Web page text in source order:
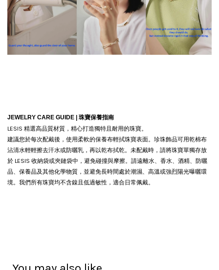
JEWELRY CARE GUIDE | 珠寶保養指南
LESIS 精選高品質材質，精心打造獨特且耐用的珠寶。
建議您於每次配戴後，使用柔軟的保養布輕拭珠寶表面。珍珠飾品可用乾棉布
沾清水輕輕擦去汗水或防曬乳，再以乾布拭乾。 未配戴時，請將珠寶單獨存放
於 LESIS 收納袋或夾鏈袋中，避免碰撞與摩擦。請遠離水、香水、酒精、防曬
品、保養品及其他化學物質，並避免長時間處於潮濕、高溫或強烈陽光曝曬環
境。我們所有珠寶均不含鎳且低過敏性，適合日常佩戴。